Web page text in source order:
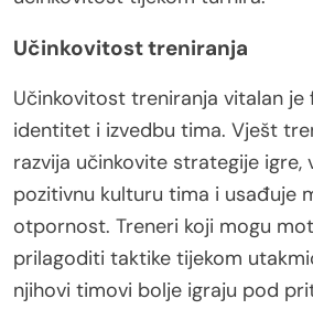
Učinkovitost treniranja
Učinkovitost treniranja vitalan
identitet i izvedbu tima. Vješt
razvija učinkovite strategije
pozitivnu kulturu tima i usađuje
otpornost. Treneri koji mogu
prilagoditi taktike tijekom
njihovi timovi bolje igraju pod